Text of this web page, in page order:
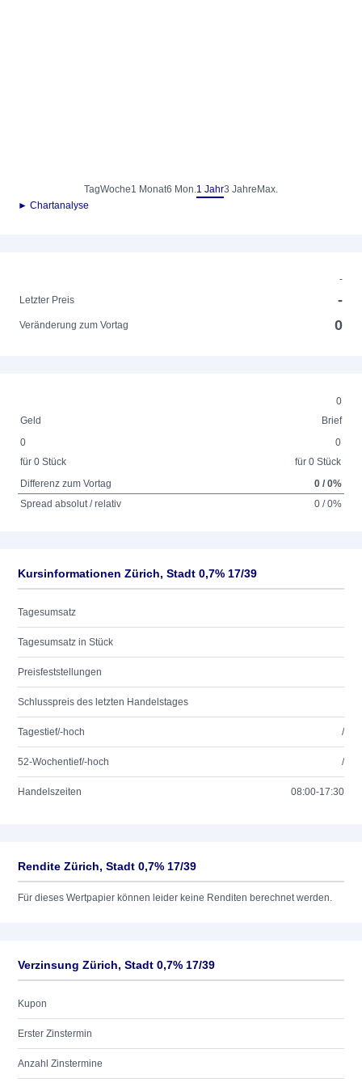
TagWoche1 Monat6 Mon.1 Jahr3 Jahre Max.
► Chartanalyse
-
Letzter Preis
-
Veränderung zum Vortag 0
0
Geld
Brief
0
für 0 Stück
0
für 0 Stück
Differenz zum Vortag
0 / 0%
Spread absolut / relativ
0 / 0%
Kursinformationen Zürich, Stadt 0,7% 17/39
Tagesumsatz
Tagesumsatz in Stück
Preisfeststellungen
Schlusspreis des letzten Handelstages
Tagestief/-hoch /
52-Wochentief/-hoch /
Handelszeiten 08:00-17:30
Rendite Zürich, Stadt 0,7% 17/39
Für dieses Wertpapier können leider keine Renditen berechnet werden.
Verzinsung Zürich, Stadt 0,7% 17/39
Kupon
Erster Zinstermin
Anzahl Zinstermine